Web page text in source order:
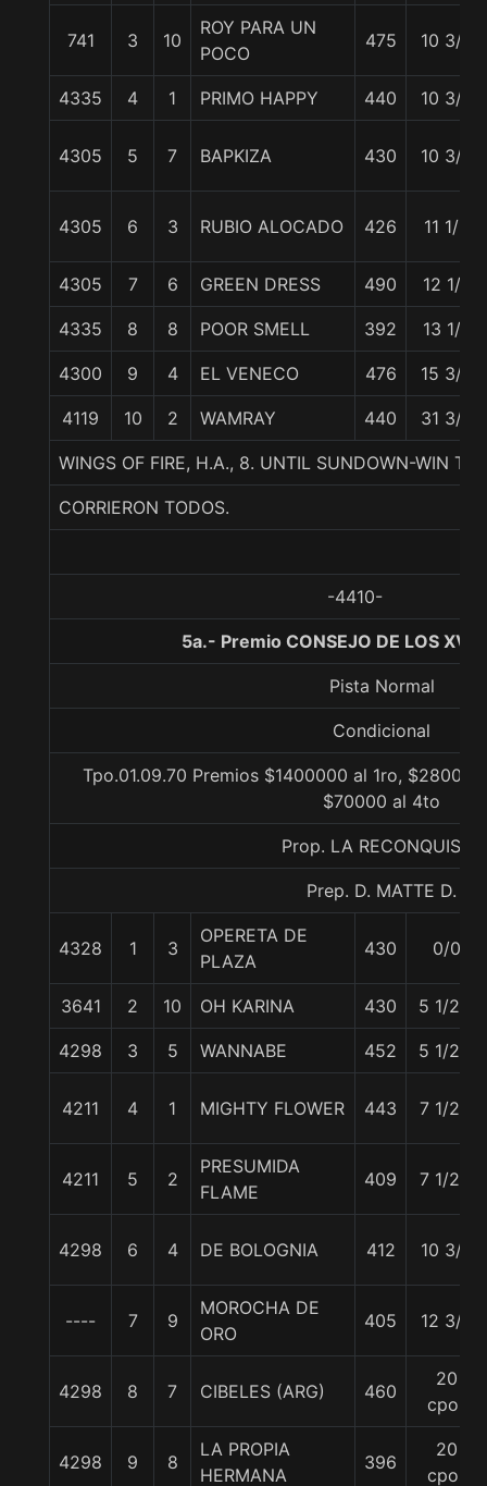
741 3 10
ROY PARA UN
POCO
475 10 3/4
4335 4 1 PRIMO HAPPY 440 10 3/4
4305 5 7 BAPKIZA 430 10 3/4
4305 6 3 RUBIO ALOCADO 426 11 1/2
4305 7 6 GREEN DRESS 490 12 1/4
4335 8 8 POOR SMELL 392 13 1/4
4300 9 4 EL VENECO 476 15 3/4
4119 10 2 WAMRAY 440 31 3/4
WINGS OF FIRE, H.A., 8. UNTIL SUNDOWN-WIN
CORRIERON TODOS.
-4410-
5a.- Premio CONSEJO DE LOS XV,
Pista Normal
Condicional
Tpo.01.09.70 Premios $1400000 al 1ro,
$70000 al 4to
Prop. LA RECONQUISTA
Prep. D. MATTE D.
4328 1 3
OPERETA DE
PLAZA
430 0/0
3641 2 10 OH KARINA 430 5 1/2 c
4298 3 5 WANNABE 452 5 1/2 c
4211 4 1 MIGHTY FLOWER 443 7 1/2 c
4211 5 2
PRESUMIDA
FLAME
409 7 1/2 c
4298 6 4 DE BOLOGNIA 412 10 3/4
---- 7 9
MOROCHA DE
ORO
405 12 3/4
4298 8 7 CIBELES (ARG) 460
20
cpos
4298 9 8
LA PROPIA
HERMANA
396
20
cpos